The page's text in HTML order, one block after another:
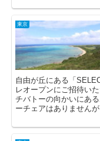
東京
自由が丘にある「
レオープンにご招待い
チバトーの向かいにあ
ーチェアはありません